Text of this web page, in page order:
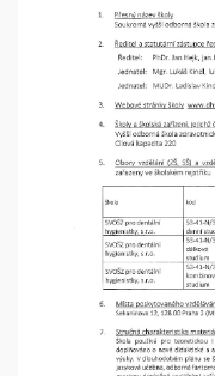
–
výroční
zpráva
2021-
22